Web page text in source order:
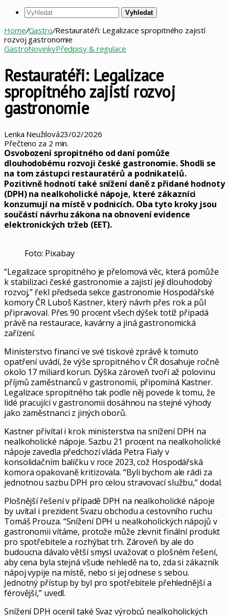
Vyhledat
Home/Gastro/Restauratéři: Legalizace spropitného zajistí
rozvoj gastronomie
GastroNovinkyPředpisy & regulace
Restauratéři: Legalizace
spropitného zajistí rozvoj
gastronomie
Lenka Neužilová23/02/2026
Přečteno za 2 min.
Osvobození spropitného od daní pomůže
dlouhodobému rozvoji české gastronomie. Shodli se
na tom zástupci restauratérů a podnikatelů.
Pozitivně hodnotí také snížení daně z přidané hodnoty
(DPH) na nealkoholické nápoje, které zákazníci
konzumují na místě v podnicích. Oba tyto kroky jsou
součástí návrhu zákona na obnovení evidence
elektronických tržeb (EET).
Foto: Pixabay
“Legalizace spropitného je přelomová věc, která pomůže
k stabilizaci české gastronomie a zajistí její dlouhodobý
rozvoj,” řekl předseda sekce gastronomie Hospodářské
komory ČR Luboš Kastner, který návrh přes rok a půl
připravoval. Přes 90 procent všech dýšek totiž připadá
právě na restaurace, kavárny a jiná gastronomická
zařízení.
Ministerstvo financí ve své tiskové zprávě k tomuto
opatření uvádí, že výše spropitného v ČR dosahuje ročně
okolo 17 miliard korun. Dýška zároveň tvoří až polovinu
příjmů zaměstnanců v gastronomii, připomíná Kastner.
Legalizace spropitného tak podle něj povede k tomu, že
lidé pracující v gastronomii dosáhnou na stejné výhody
jako zaměstnanci z jiných oborů.
Kastner přivítal i krok ministerstva na snížení DPH na
nealkoholické nápoje. Sazbu 21 procent na nealkoholické
nápoje zavedla předchozí vláda Petra Fialy v
konsolidačním balíčku v roce 2023, což Hospodářská
komora opakovaně kritizovala. “Byli bychom ale rádi za
jednotnou sazbu DPH pro celou stravovací službu,” dodal.
Plošnější řešení v případě DPH na nealkoholické nápoje
by uvítal i prezident Svazu obchodu a cestovního ruchu
Tomáš Prouza. “Snížení DPH u nealkoholických nápojů v
gastronomii vítáme, protože může zlevnit finální produkt
pro spotřebitele a rozhýbat trh. Zároveň by ale do
budoucna dávalo větší smysl uvažovat o plošném řešení,
aby cena byla stejná všude nehledě na to, zda si zákazník
nápoj vypije na místě, nebo si jej odnese s sebou.
Jednotný přístup by byl pro spotřebitele přehlednější a
férovější,” uvedl.
Snížení DPH ocenil také Svaz výrobců nealkoholických